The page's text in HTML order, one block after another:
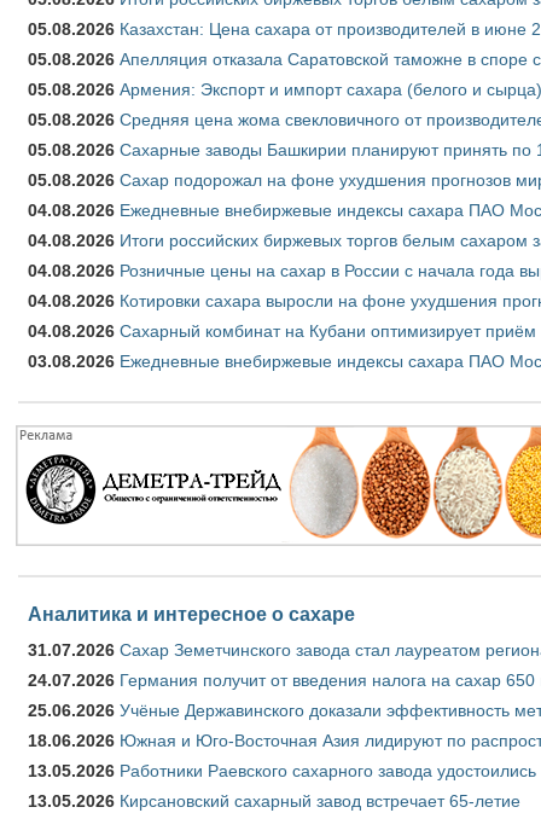
05.08.2026 Казахстан: Цена сахара от производителей в июне
05.08.2026 Апелляция отказала Саратовской таможне в
05.08.2026 Армения: Экспорт и импорт сахара (белого и
05.08.2026 Средняя цена жома свекловичного от
05.08.2026 Сахарные заводы Башкирии планируют принять по
05.08.2026 Сахар подорожал на фоне ухудшения прогнозов
04.08.2026 Ежедневные внебиржевые индексы сахара ПАО
04.08.2026 Итоги российских биржевых торгов белым сахаром
04.08.2026 Розничные цены на сахар в России с начала года
04.08.2026 Котировки сахара выросли на фоне ухудшения
04.08.2026 Сахарный комбинат на Кубани оптимизирует приём
03.08.2026 Ежедневные внебиржевые индексы сахара ПАО
Аналитика и интересное о сахаре
31.07.2026 Сахар Земетчинского завода стал лауреатом
24.07.2026 Германия получит от введения налога на сахар
25.06.2026 Учёные Державинского доказали эффективность
18.06.2026 Южная и Юго-Восточная Азия лидируют по
13.05.2026 Работники Раевского сахарного завода удостоились
13.05.2026 Кирсановский сахарный завод встречает 65-летие